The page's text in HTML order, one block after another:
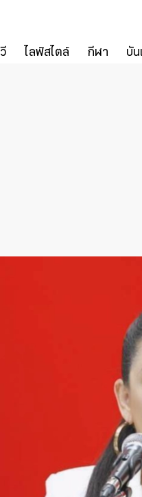
ไลฟ์สไตล์ กีฬา บัน